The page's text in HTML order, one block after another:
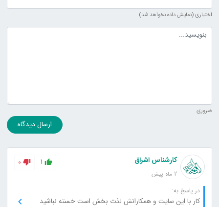
اختیاری (نمایش داده نخواهد شد)
متن دیدگاه
ضروری
ارسال دیدگاه
کارشناس اشراق
2 ماه پیش
1
0
در پاسخ به:
کار با این سایت و همکارانش لذت بخش است خسته نباشید